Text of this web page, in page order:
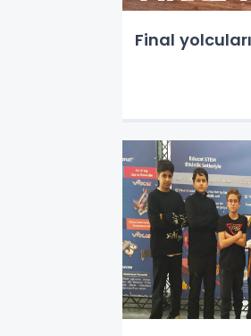
Final yolcuları